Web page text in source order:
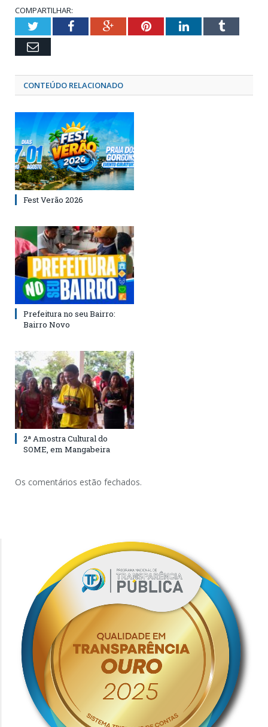
COMPARTILHAR:
TwitterFacebookGoogle+PinterestLinkedInTumblr
Email
CONTEÚDO RELACIONADO
Fest Verão 2026
Prefeitura no seu Bairro:
Bairro Novo
2ª Amostra Cultural do
SOME, em Mangabeira
Os comentários estão fechados.